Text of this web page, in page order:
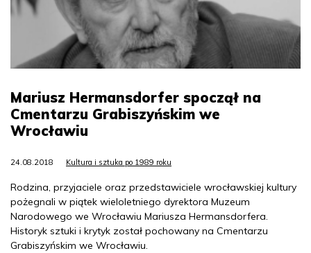
Mariusz Hermansdorfer spoczął na
Cmentarzu Grabiszyńskim we
Wrocławiu
24.08.2018 Kultura i sztuka po 1989 roku
Rodzina, przyjaciele oraz przedstawiciele wrocławskiej kultury
pożegnali w piątek wieloletniego dyrektora Muzeum
Narodowego we Wrocławiu Mariusza Hermansdorfera.
Historyk sztuki i krytyk został pochowany na Cmentarzu
Grabiszyńskim we Wrocławiu.